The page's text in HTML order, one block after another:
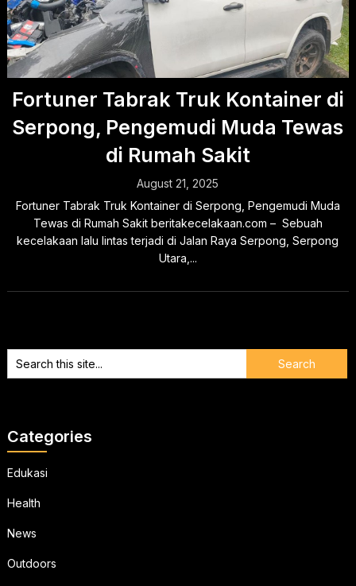
Fortuner Tabrak Truk Kontainer di
Serpong, Pengemudi Muda Tewas
di Rumah Sakit
August 21, 2025
Fortuner Tabrak Truk Kontainer di Serpong, Pengemudi Muda
Tewas di Rumah Sakit beritakecelakaan.com – Sebuah
kecelakaan lalu lintas terjadi di Jalan Raya Serpong, Serpong
Utara,...
Categories
Edukasi
Health
News
Outdoors